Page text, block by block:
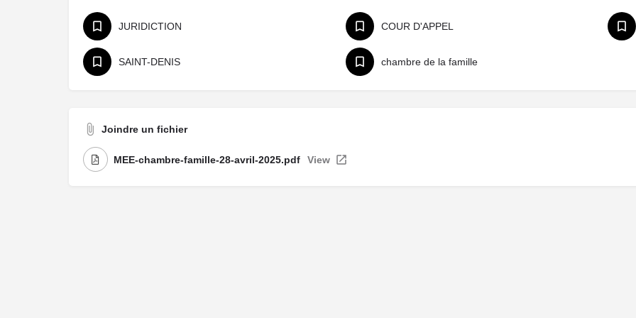
JURIDICTION COUR D'APPEL
SAINT-DENIS chambre de la famille
Joindre un fichier
MEE-chambre-famille-28-avril-2025.pdf View